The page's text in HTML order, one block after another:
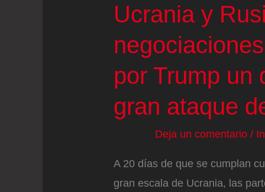
Ucrania y
por Trump un
gran ataque
Deja un comentario /
A 20 días de que se cumplan
gran escala de Ucrania, las